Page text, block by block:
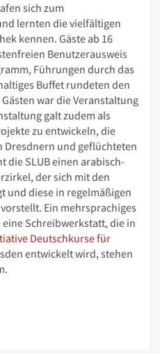
sich zum
lernten die vielfältigen
kennen. Gäste ab 16
Benutzerausweis
Führungen durch das
Buffet rundeten den
war die Veranstaltung
galt zudem als
zu entwickeln, die
Dresdnern und geflüchteten
die SLUB einen arabisch-
der sich mit den
und diese in regelmäßigen
Ein mehrsprachiges
Schreibwerkstatt, die in
Deutschkurse für
entwickelt wird, stehen